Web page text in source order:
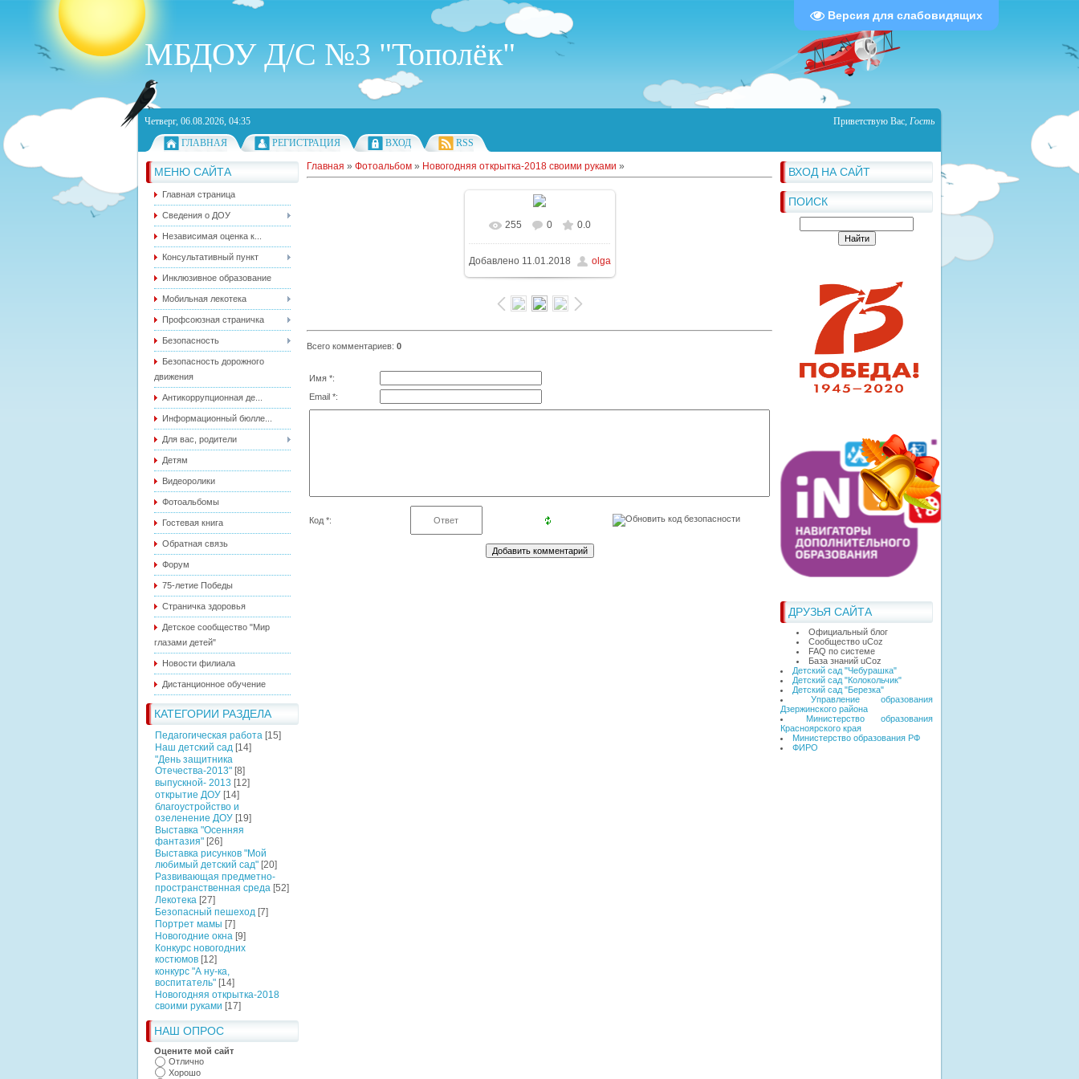
Версия для слабовидящих
МБДОУ Д/С №3 "Тополёк"
Четверг, 06.08.2026, 04:35 Приветствую Вас, Гость
ГЛАВНАЯ
РЕГИСТРАЦИЯ ВХОД RSS
МЕНЮ САЙТА
Главная страница
Сведения о ДОУ
Независимая оценка к...
Консультативный пункт
Инклюзивное образование
Мобильная лекотека
Профсоюзная страничка
Безопасность
Безопасность дорожного
движения
Антикоррупционная де...
Информационный бюлле...
Для вас, родители
Детям
Видеоролики
Фотоальбомы
Гостевая книга
Обратная связь
Форум
75-летие Победы
Страничка здоровья
Детское сообщество "Мир
глазами детей"
Новости филиала
Дистанционное обучение
КАТЕГОРИИ РАЗДЕЛА
Педагогическая работа [15]
Наш детский сад [14]
"День защитника
Отечества-2013" [8]
выпускной- 2013 [12]
открытие ДОУ [14]
благоустройство и
озеленение ДОУ [19]
Выставка "Осенняя
фантазия" [26]
Выставка рисунков "Мой
любимый детский сад" [20]
Развивающая предметно-
пространственная среда [52]
Лекотека [27]
Безопасный пешеход [7]
Портрет мамы [7]
Новогодние окна [9]
Конкурс новогодних
костюмов [12]
конкурс "А ну-ка,
воспитатель" [14]
Новогодняя открытка-2018
своими руками [17]
НАШ ОПРОС
Оцените мой сайт
Отлично
Хорошо
ВХОД НА САЙТ
ПОИСК
ДРУЗЬЯ САЙТА
Официальный блог
Сообщество uCoz
FAQ по системе
База знаний uCoz
Детский сад "Чебурашка"
Детский сад "Колокольчик"
Детский сад "Березка"
Управление образования
Дзержинского района
Министерство образования
Красноярского края
Министерство образования РФ
ФИРО
Главная » Фотоальбом » Новогодняя открытка-2018 своими руками »
В реальном размере
1000x666/ 284.7Kb
255 0 0.0
Добавлено11.01.2018 olga
Всего комментариев: 0
Имя *:
Email *:
Код *: